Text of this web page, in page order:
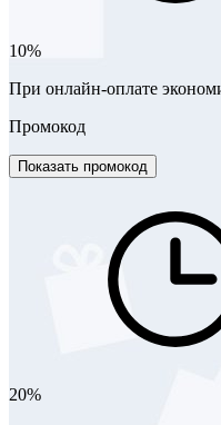
10%
При онлайн-оплате
Промокод
Показать промокод
20%